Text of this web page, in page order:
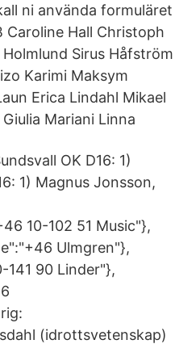
ni använda formuläret
Hall Christoph
Sirus Håfström
Karimi Maksym
Erica Lindahl Mikael
Mariani Linna
OK D16: 1)
1) Magnus Jonsson,
10-102 51 Music"},
Ulmgren"},
141 90 Linder"},
(idrottsvetenskap)